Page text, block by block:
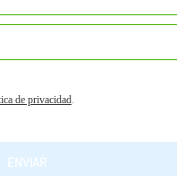
de privacidad.